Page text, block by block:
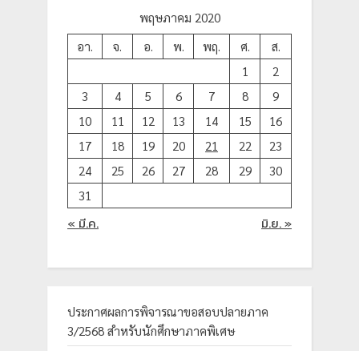
พฤษภาคม 2020
อา.
จ. อ. พ. พฤ. ศ.
ส.
1
2
3
4 5 6 7 8
9
10
11 12 13 14 15
16
17
18 19 20 21 22
23
24
25 26 27 28 29
30
31
« มี.ค. มิ.ย. »
ประกาศผลการพิจารณาขอสอบปลายภาค
3/2568 สำหรับนักศึกษาภาคพิเศษ